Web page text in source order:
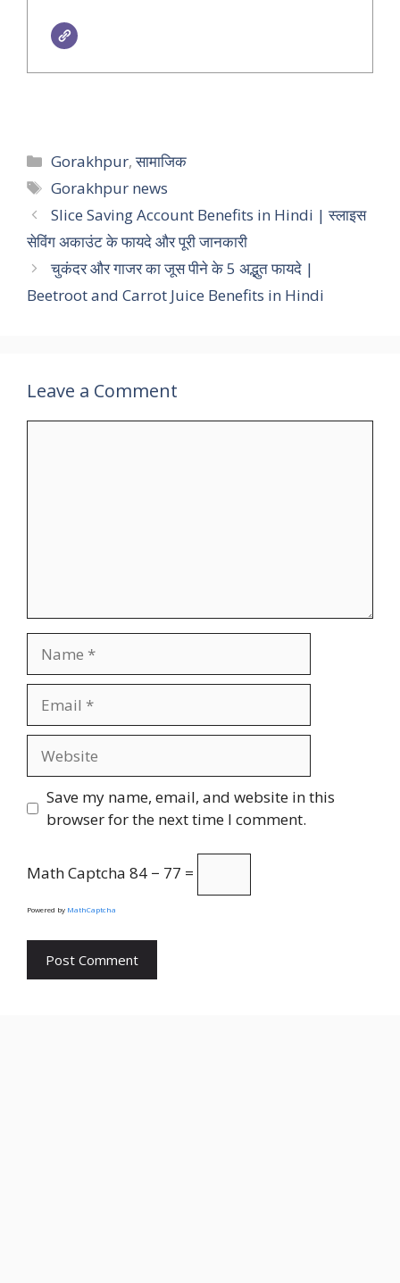
Categories
Gorakhpur,सामाजिक
Tags
Gorakhpur news
Slice Saving Account Benefits in Hindi | स्लाइस
सेविंग अकाउंट के फायदे और पूरी जानकारी
चुकंदर और गाजर का जूस पीने के 5 अद्भुत फायदे |
Beetroot and Carrot Juice Benefits in Hindi
Leave a Comment
Save my name, email, and website in this
browser for the next time I comment.
Math Captcha 84 − 77 =
Powered by MathCaptcha